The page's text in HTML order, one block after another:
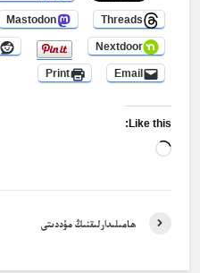
Threads
Mastodon
Nextdoor
Email
Print
Like this:
Loading…
ھامىلىدارلىقنىڭ مۇددىتى